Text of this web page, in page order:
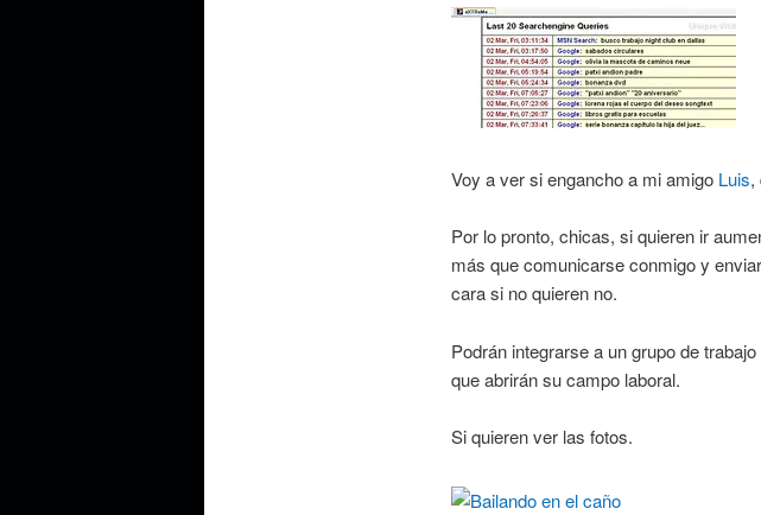
Voy a ver si engancho a mi amigo Luis,
Por lo pronto, chicas, si quieren ir
más que comunicarse conmigo y
cara si no quieren no.
Podrán integrarse a un grupo de
que abrirán su campo laboral.
Si quieren ver las fotos.